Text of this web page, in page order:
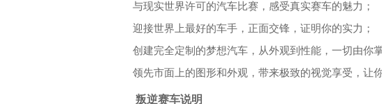
与现实世界许可的汽车比赛，感受真实赛车的魅力；
迎接世界上最好的车手，正面交锋，证明你的实力；
创建完全定制的梦想汽车，从外观到性能，一切由你
领先市面上的图形和外观，带来极致的视觉享受，让
叛逆赛车说明